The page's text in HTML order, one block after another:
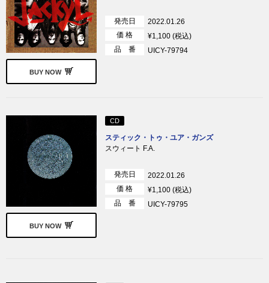
BUY NOW
発売日
2022.01.26
価 格
¥1,100 (税込)
品 番
UICY-79794
BUY NOW
CD
スティック・トゥ・ユア・ガンズ
スウィート F.A.
発売日
2022.01.26
価 格
¥1,100 (税込)
品 番
UICY-79795